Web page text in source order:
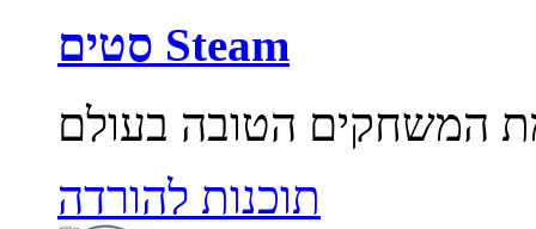
סטים Steam
תוכנות להורדה